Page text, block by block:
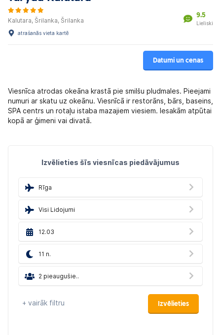
Kalutara, Šrilanka, Šrilanka
9.5
Lieliski
atrašanās vieta kartē
Datumi un cenas
Viesnīca atrodas okeāna krastā pie smilšu pludmales. Pieejami
numuri ar skatu uz okeānu. Viesnīcā ir restorāns, bārs, baseins,
SPA centrs un rotaļu istaba mazajiem viesiem. Iesakām atpūtai
kopā ar ģimeni vai divatā.
Izvēlieties šīs viesnīcas piedāvājumus
Rīga
Visi Lidojumi
12.03
11 n.
2 pieaugušie..
+ vairāk filtru Izvēlieties